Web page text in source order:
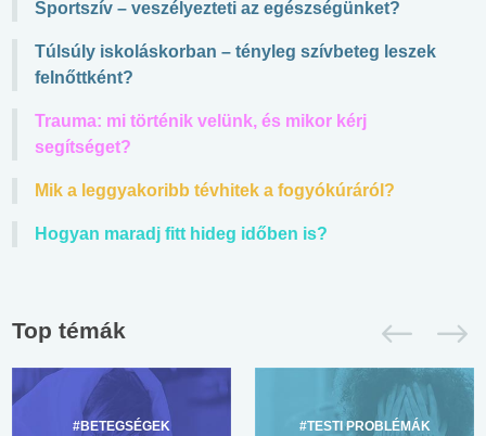
Sportszív – veszélyezteti az egészségünket?
Túlsúly iskoláskorban – tényleg szívbeteg leszek
felnőttként?
Trauma: mi történik velünk, és mikor kérj
segítséget?
Mik a leggyakoribb tévhitek a fogyókúráról?
Hogyan maradj fitt hideg időben is?
Top témák
#BETEGSÉGEK #TESTI PROBLÉMÁK